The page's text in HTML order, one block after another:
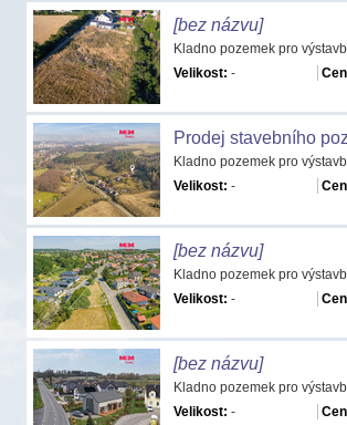
[bez názvu]
Kladno pozemek pro
Velikost: -
Prodej stavebního
Kladno pozemek pro
Velikost: -
[bez názvu]
Kladno pozemek pro
Velikost: -
[bez názvu]
Kladno pozemek pro
Velikost: -